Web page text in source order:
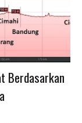
Berdasarkan